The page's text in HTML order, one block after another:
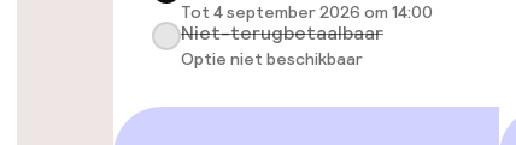
Eet- en drinkgelegenheden
Restaurant
Tot 4 september 2026 om 14:00
Niet-terugbetaalbaar
Optie niet beschikbaar